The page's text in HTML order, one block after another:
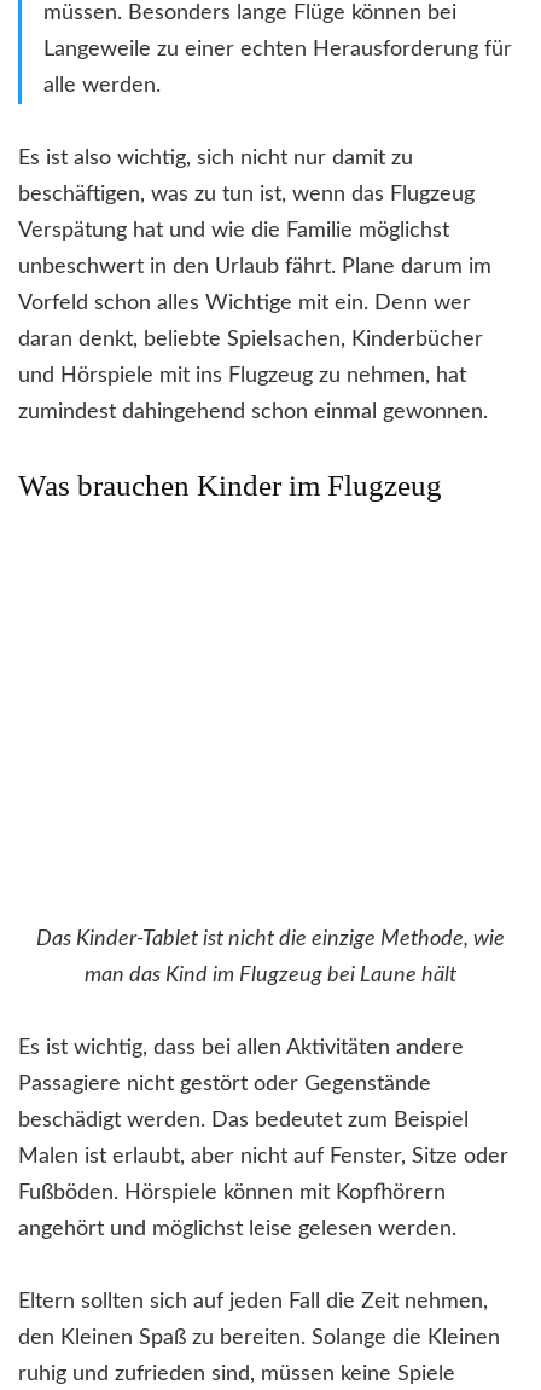
müssen. Besonders lange Flüge können bei
Langeweile zu einer echten Herausforderung für
alle werden.
Es ist also wichtig, sich nicht nur damit zu
beschäftigen, was zu tun ist, wenn das Flugzeug
Verspätung hat und wie die Familie möglichst
unbeschwert in den Urlaub fährt. Plane darum im
Vorfeld schon alles Wichtige mit ein. Denn wer
daran denkt, beliebte Spielsachen, Kinderbücher
und Hörspiele mit ins Flugzeug zu nehmen, hat
zumindest dahingehend schon einmal gewonnen.
Was brauchen Kinder im Flugzeug
Das Kinder-Tablet ist nicht die einzige Methode, wie
man das Kind im Flugzeug bei Laune hält
Es ist wichtig, dass bei allen Aktivitäten andere
Passagiere nicht gestört oder Gegenstände
beschädigt werden. Das bedeutet zum Beispiel
Malen ist erlaubt, aber nicht auf Fenster, Sitze oder
Fußböden. Hörspiele können mit Kopfhörern
angehört und möglichst leise gelesen werden.
Eltern sollten sich auf jeden Fall die Zeit nehmen,
den Kleinen Spaß zu bereiten. Solange die Kleinen
ruhig und zufrieden sind, müssen keine Spiele